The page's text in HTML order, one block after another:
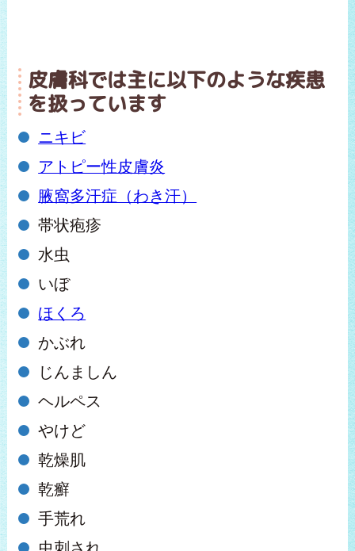
皮膚科では主に以下のような疾患
を扱っています
ニキビ
アトピー性皮膚炎
腋窩多汗症（わき汗）
帯状疱疹
水虫
いぼ
ほくろ
かぶれ
じんましん
ヘルペス
やけど
乾燥肌
乾癬
手荒れ